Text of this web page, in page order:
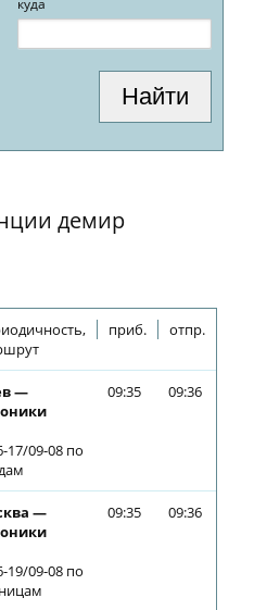
куда
демир
приб. отпр.
—
17/09-08 по
09:35 09:36
—
19/09-08 по
09:35 09:36